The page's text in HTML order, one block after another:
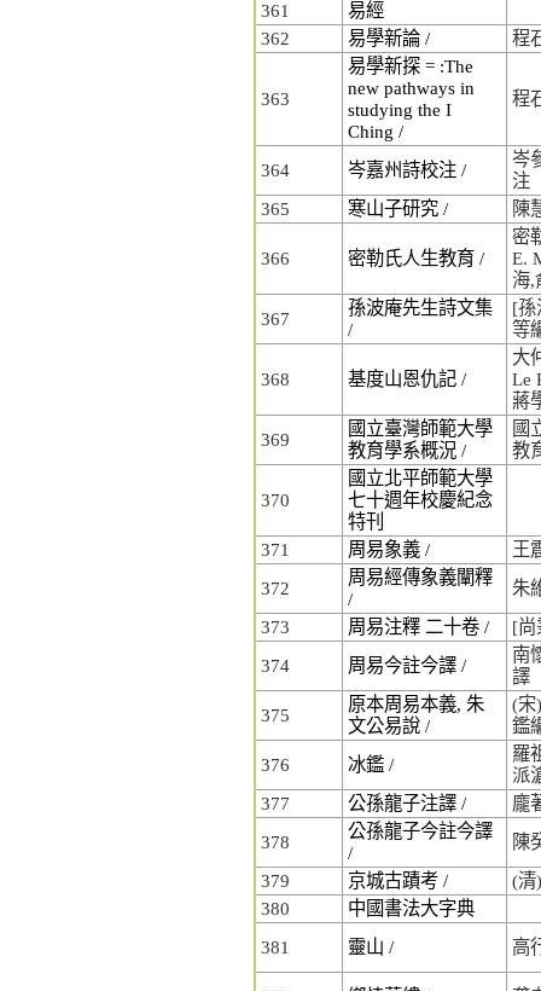
361
易經
362
易學新論 / 程
363
易學新探 = :The
new pathways in
studying the I
Ching /
程
364 岑嘉州詩校注 /
岑
注
365
寒山子研究 / 陳
366 密勒氏人生教育 /
密
E.
海,
367
孫波庵先生詩文集
/
[孫
等
368 基度山恩仇記 /
大
Le
蔣
369
國立臺灣師範大學
教育學系概況 /
國
教
370
國立北平師範大學
七十週年校慶紀念
特刊
371
周易象義 /
王
372
周易經傳象義闡釋
/
朱
373
周易注釋 二十卷 /
[尚
374
周易今註今譯 /
南
譯
375
原本周易本義, 朱
文公易說 /
(宋
鑑
376
冰鑑 /
羅
派
377
公孫龍子注譯 /
龐
378
公孫龍子今註今譯
/
陳
379
京城古蹟考 /
(清
380
中國書法大字典
381
靈山 / 高